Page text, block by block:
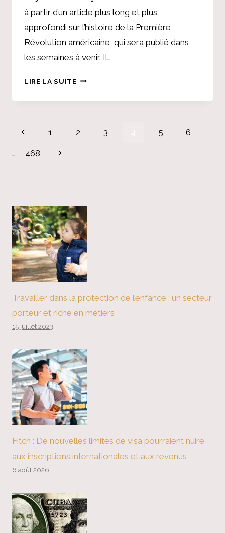
à partir d’un article plus long et plus
approfondi sur l’histoire de la Première
Révolution américaine, qui sera publié dans
les semaines à venir. Il…
LIRE LA SUITECE
NE
Page
navigation
Previous
Page
1 2 3 5 6
… 468
Next
Travailler dans la protection de l’enfance : un secteur
porteur et riche en métiers
15 juillet 2023
Fitch : De nouvelles limites de visa pourraient nuire
aux inscriptions internationales et aux revenus
6 août 2026